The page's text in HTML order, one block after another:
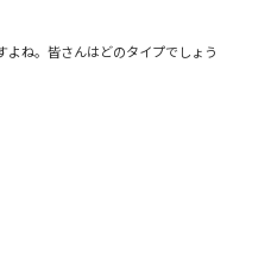
ね。皆さんはどのタイプでしょう